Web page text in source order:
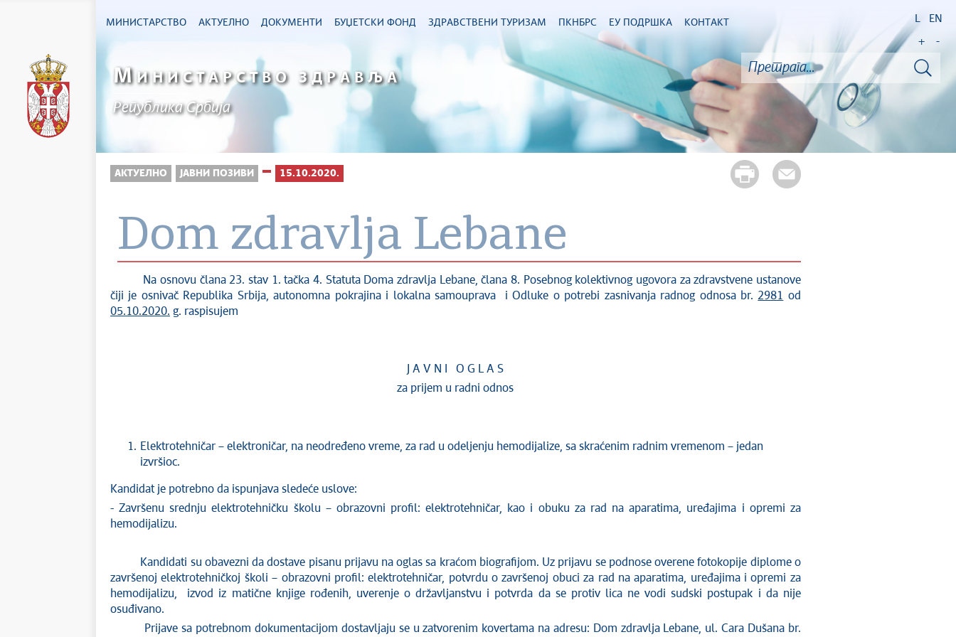
МИНИСТАРСТВО АКТУЕЛНО ДОКУМЕНТИ БУЏЕТСКИ ФОНД ЗДРАВСТВЕНИ ТУРИЗАМ ПКНБРС ЕУ ПОДРШКА КОНТАКТ L EN
+ -
М ИНИСТАРСТВО ЗДРАВЉА
Република Србија
АКТУЕЛНО ЈАВНИ ПОЗИВИ 15.10.2020.
Dom zdravlja Lebane
Na osnovu člana 23. stav 1. tačka 4. Statuta Doma zdravlja Lebane, člana 8. Posebnog kolektivnog ugovora za zdravstvene ustanove
čiji je osnivač Republika Srbija, autonomna pokrajina i lokalna samouprava i Odluke o potrebi zasnivanja radnog odnosa br.2981 od
05.10.2020. g. raspisujem
J A V N I O G L A S
za prijem u radni odnos
Elektrotehničar – elektroničar, na neodređeno vreme, za rad u odeljenju hemodijalize, sa skraćenim radnim vremenom – jedan
izvršioc.
Kandidat je potrebno da ispunjava sledeće uslove:
- Završenu srednju elektrotehničku školu – obrazovni profil: elektrotehničar, kao i obuku za rad na aparatima, uređajima i opremi za
hemodijalizu.
Kandidati su obavezni da dostave pisanu prijavu na oglas sa kraćom biografijom. Uz prijavu se podnose overene fotokopije diplome o
završenoj elektrotehničkoj školi – obrazovni profil: elektrotehničar, potvrdu o završenoj obuci za rad na aparatima, uređajima i opremi za
hemodijalizu, izvod iz matične knjige rođenih, uverenje o državljanstvu i potvrda da se protiv lica ne vodi sudski postupak i da nije
osuđivano.
Prijave sa potrebnom dokumentacijom dostavljaju se u zatvorenim kovertama na adresu: Dom zdravlja Lebane, ul. Cara Dušana br.